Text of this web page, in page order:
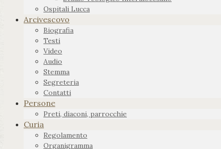
Ospitali Lucca
Arcivescovo
Biografia
Testi
Video
Audio
Stemma
Segreteria
Contatti
Persone
Preti, diaconi, parrocchie
Curia
Regolamento
Organigramma